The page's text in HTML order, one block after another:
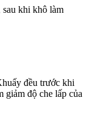
khi khô làm
đều trước khi
giảm độ che lấp của